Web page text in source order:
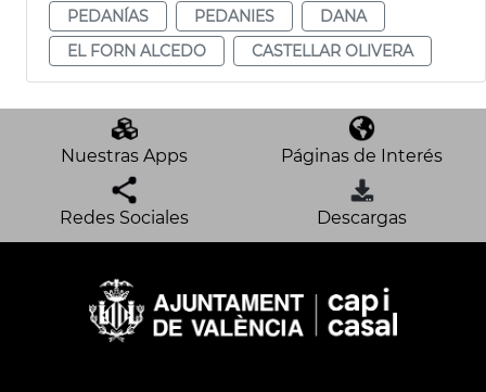
PEDANÍAS
PEDANIES
DANA
EL FORN ALCEDO
CASTELLAR OLIVERA
Nuestras Apps Páginas de Interés
Redes Sociales Descargas